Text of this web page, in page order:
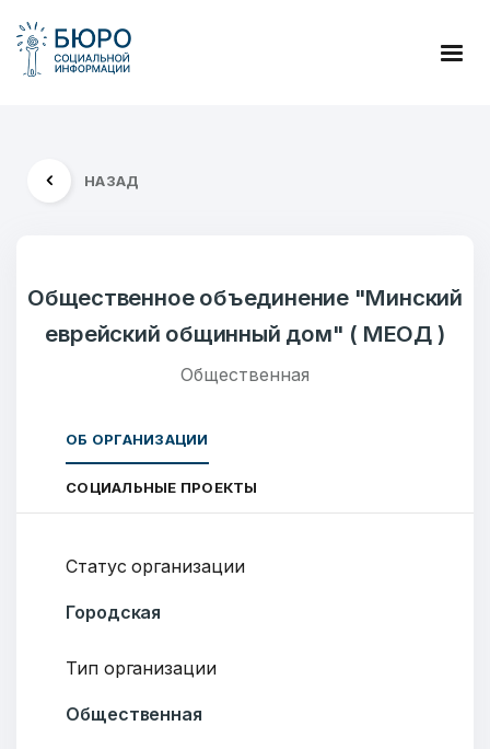
НАЗАД
Общественное объединение "Минский
еврейский общинный дом" ( МЕОД )
Общественная
ОБ ОРГАНИЗАЦИИ
СОЦИАЛЬНЫЕ ПРОЕКТЫ
Статус организации
Городская
Тип организации
Общественная